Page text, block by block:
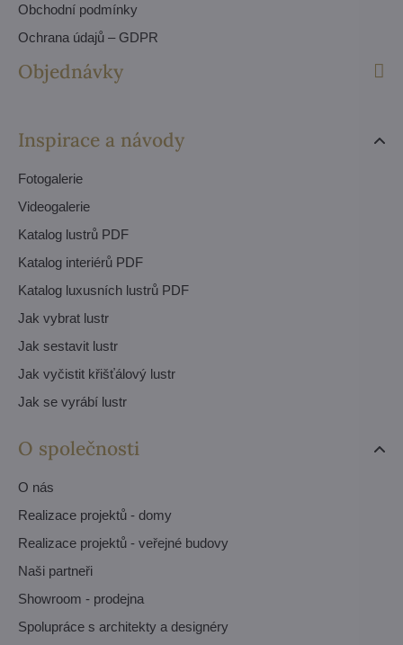
Obchodní podmínky
Ochrana údajů – GDPR
Objednávky
Inspirace a návody
Fotogalerie
Videogalerie
Katalog lustrů PDF
Katalog interiérů PDF
Katalog luxusních lustrů PDF
Jak vybrat lustr
Jak sestavit lustr
Jak vyčistit křišťálový lustr
Jak se vyrábí lustr
O společnosti
O nás
Realizace projektů - domy
Realizace projektů - veřejné budovy
Naši partneři
Showroom - prodejna
Spolupráce s architekty a designéry